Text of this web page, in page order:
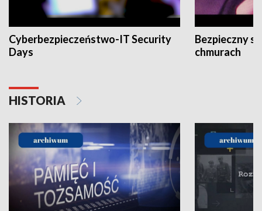
Cyberbezpieczeństwo-IT Security
Days
Bezpieczny
chmurach
HISTORIA